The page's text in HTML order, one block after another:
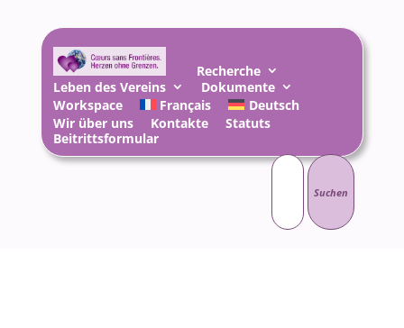
Recherche
Leben des Vereins
Dokumente
Workspace
Français
Deutsch
Wir über uns
Kontakte
Statuts
Beitrittsformular
Suchen
nach: